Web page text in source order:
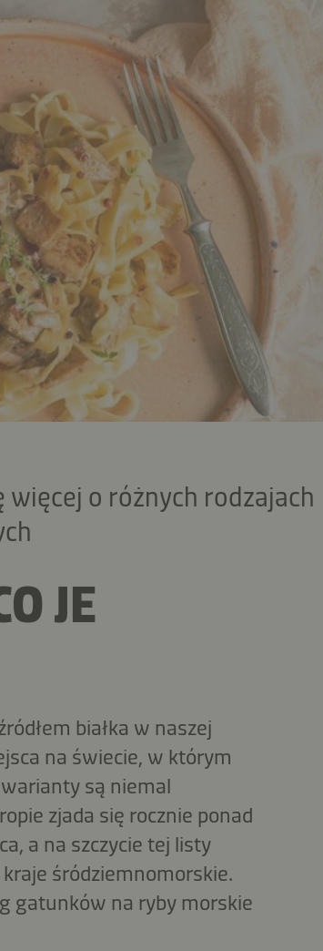
więcej o różnych rodzajach
JE
białka w naszej
na świecie, w którym
są niemal
zjada się rocznie ponad
a na szczycie tej listy
śródziemnomorskie.
gatunków na ryby morskie